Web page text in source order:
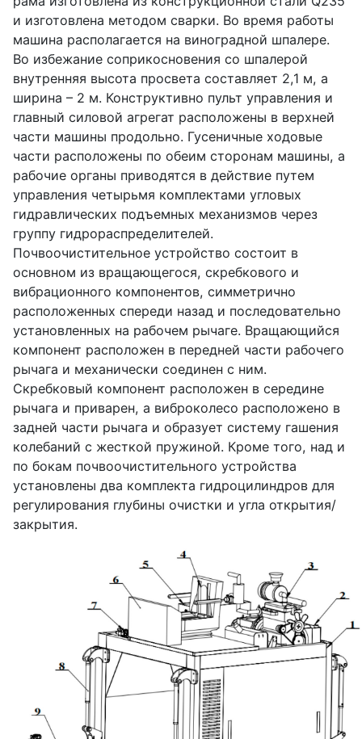
и изготовлена ​​методом сварки. Во время работы
машина располагается на виноградной шпалере.
Во избежание соприкосновения со шпалерой
внутренняя высота просвета составляет 2,1 м, а
ширина – 2 м. Конструктивно пульт управления и
главный силовой агрегат расположены в верхней
части машины продольно. Гусеничные ходовые
части расположены по обеим сторонам машины, а
рабочие органы приводятся в действие путем
управления четырьмя комплектами угловых
гидравлических подъемных механизмов через
группу гидрораспределителей.
Почвоочистительное устройство состоит в
основном из вращающегося, скребкового и
вибрационного компонентов, симметрично
расположенных спереди назад и последовательно
установленных на рабочем рычаге. Вращающийся
компонент расположен в передней части рабочего
рычага и механически соединен с ним.
Скребковый компонент расположен в середине
рычага и приварен, а виброколесо расположено в
задней части рычага и образует систему гашения
колебаний с жесткой пружиной. Кроме того, над и
по бокам почвоочистительного устройства
установлены два комплекта гидроцилиндров для
регулирования глубины очистки и угла открытия/
закрытия.